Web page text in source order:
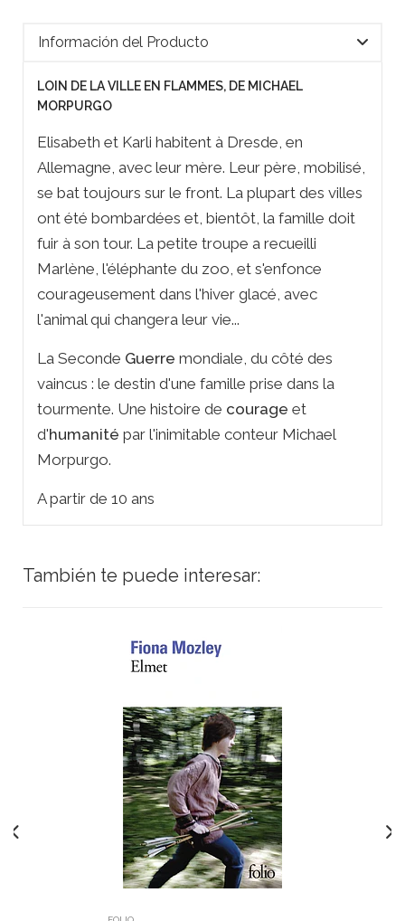
Información del Producto
LOIN DE LA VILLE EN FLAMMES, DE MICHAEL
MORPURGO
Elisabeth et Karli habitent à Dresde, en
Allemagne, avec leur mère. Leur père, mobilisé,
se bat toujours sur le front. La plupart des villes
ont été bombardées et, bientôt, la famille doit
fuir à son tour. La petite troupe a recueilli
Marlène, l'éléphante du zoo, et s'enfonce
courageusement dans l'hiver glacé, avec
l'animal qui changera leur vie...
La Seconde Guerre mondiale, du côté des
vaincus : le destin d'une famille prise dans la
tourmente. Une histoire de courage et
d'humanité par l'inimitable conteur Michael
Morpurgo.
A partir de 10 ans
También te puede interesar: